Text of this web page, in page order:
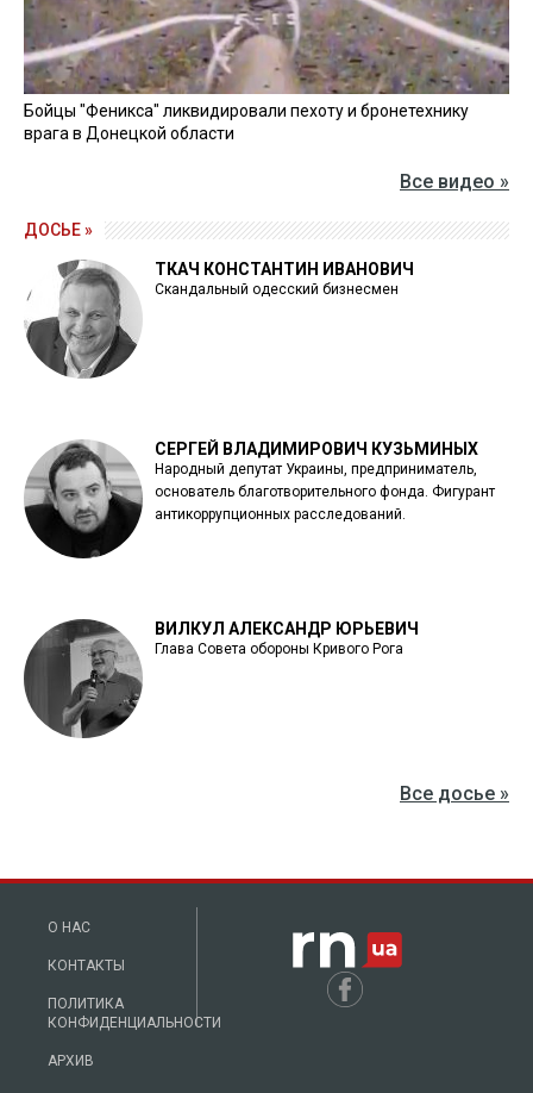
Бойцы "Феникса" ликвидировали пехоту и бронетехнику
врага в Донецкой области
Все видео »
ДОСЬЕ »
ТКАЧ КОНСТАНТИН ИВАНОВИЧ
Скандальный одесский бизнесмен
СЕРГЕЙ ВЛАДИМИРОВИЧ КУЗЬМИНЫХ
Народный депутат Украины, предприниматель,
основатель благотворительного фонда. Фигурант
антикоррупционных расследований.
ВИЛКУЛ АЛЕКСАНДР ЮРЬЕВИЧ
Глава Совета обороны Кривого Рога
Все досье »
О НАС
КОНТАКТЫ
ПОЛИТИКА
КОНФИДЕНЦИАЛЬНОСТИ
АРХИВ